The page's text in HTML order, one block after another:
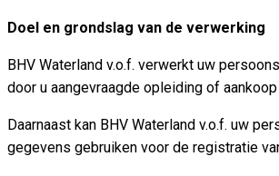
Doel en grondslag van de verwerking
BHV Waterland v.o.f. verwerkt uw
door u aangevraagde opleiding of
Daarnaast kan BHV Waterland v.o.f. uw
gegevens gebruiken voor de registratie